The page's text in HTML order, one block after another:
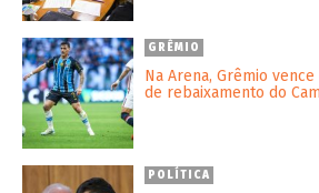
GRÊMIO
Na Arena, Grêmio
de rebaixamento do
POLÍTICA